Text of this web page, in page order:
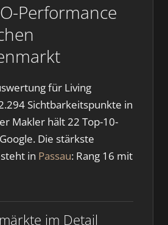
Performance
für Living
Sichtbarkeitspunkte in
Makler hält 22 Top-10-
Die stärkste
in Passau: Rang 16 mit
im Detail